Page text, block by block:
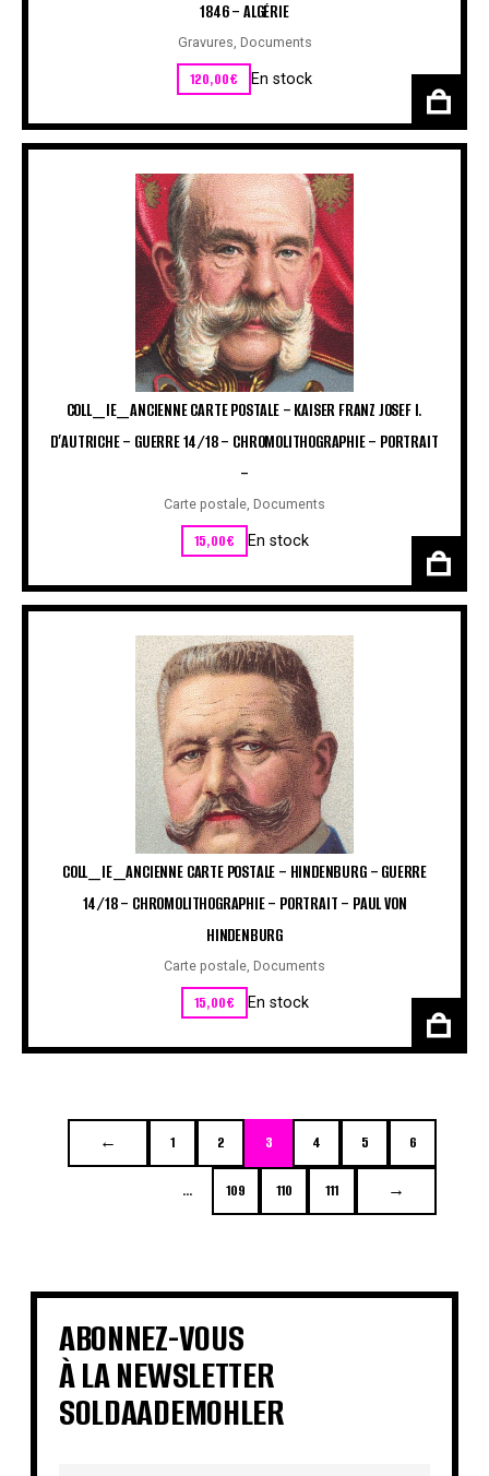
1846 – ALGÉRIE
Gravures, Documents
120,00€ En stock
COLL_IE_ANCIENNE CARTE POSTALE – KAISER FRANZ JOSEF I.
D’AUTRICHE – GUERRE 14/18 – CHROMOLITHOGRAPHIE – PORTRAIT
–
Carte postale, Documents
15,00€ En stock
COLL_IE_ANCIENNE CARTE POSTALE – HINDENBURG – GUERRE
14/18 – CHROMOLITHOGRAPHIE – PORTRAIT – PAUL VON
HINDENBURG
Carte postale, Documents
15,00€ En stock
← 1 2 3 4 5 6
… 109 110 111 →
ABONNEZ-VOUS
À LA NEWSLETTER
SOLDAADEMOHLER